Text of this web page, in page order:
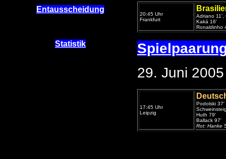
Entausscheidung
Statistik
20:45 Uhr
Frankfurt
Adriano 11',
Kaká 16'
Ronaldinho
29. Juni
17:45 Uhr
Leipzig
Podolski 37'
Huth 79'
Ballack 97'
Rot: Hanke